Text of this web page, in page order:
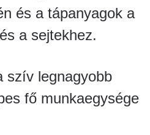
és a tápanyagok a
a sejtekhez.
szív legnagyobb
fő munkaegysége